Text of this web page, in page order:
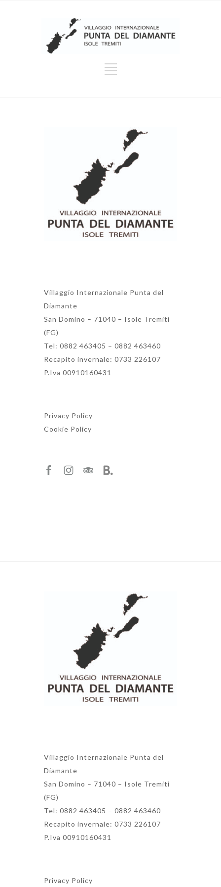
Villaggio Internazionale Punta del
Diamante
San Domino – 71040 – Isole Tremiti
(FG)
Tel: 0882 463405 – 0882 463460
Recapito invernale: 0733 226107
P.Iva 00910160431
Privacy Policy
Cookie Policy
Villaggio Internazionale Punta del
Diamante
San Domino – 71040 – Isole Tremiti
(FG)
Tel: 0882 463405 – 0882 463460
Recapito invernale: 0733 226107
P.Iva 00910160431
Privacy Policy